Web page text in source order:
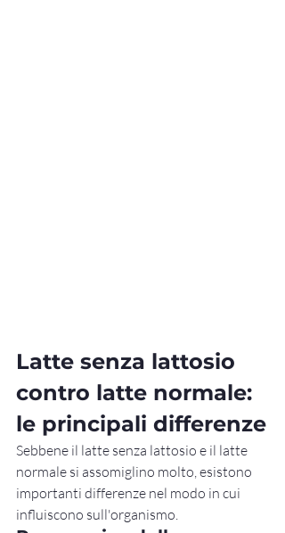
Latte senza lattosio
contro latte normale:
le principali differenze
Sebbene il latte senza lattosio e il latte
normale si assomiglino molto, esistono
importanti differenze nel modo in cui
influiscono sull'organismo.